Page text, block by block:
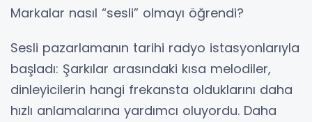
Markalar nasıl “sesli” olmayı öğrendi?
Sesli pazarlamanın tarihi radyo istasyonlarıyla
başladı: Şarkılar arasındaki kısa melodiler,
dinleyicilerin hangi frekansta olduklarını daha
hızlı anlamalarına yardımcı oluyordu. Daha